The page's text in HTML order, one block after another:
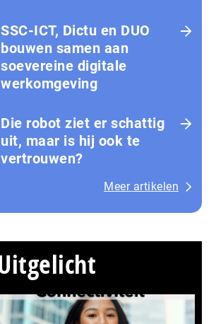
SSC-ICT, Dictu en DUO
bouwen samen aan
soevereine digitale
werkomgeving
Die robot ziet er schattig
uit, maar is hij ook te
vertrouwen?
Meer artikelen